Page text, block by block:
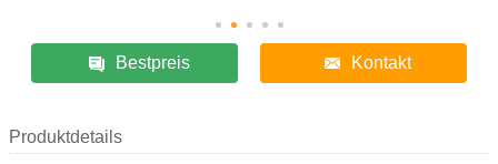
Bestpreis Kontakt
Produktdetails